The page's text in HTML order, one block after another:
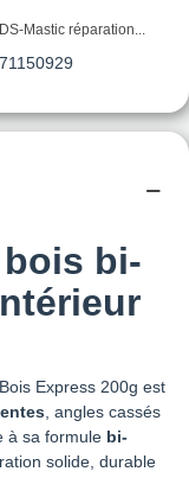
Mastic réparation...
71150929
bi-
Express 200g est
, angles cassés
à sa formule bi-
solide, durable